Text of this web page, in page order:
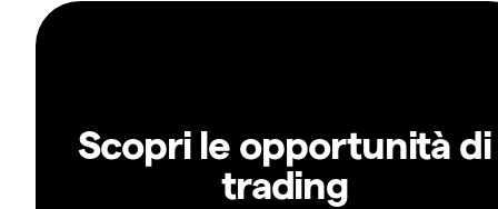
Scopri le opportunità di
trading